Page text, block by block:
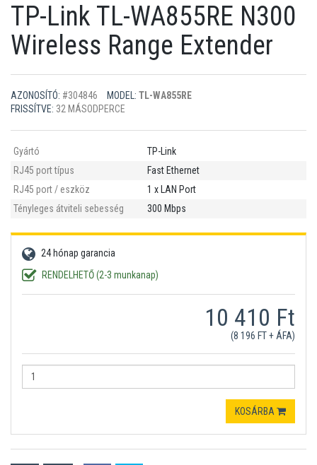
TP-Link TL-WA855RE N300
Wireless Range Extender
AZONOSÍTÓ: #304846 MODEL: TL-WA855RE
FRISSÍTVE: 32 MÁSODPERCE
Gyártó
TP-Link
RJ45 port típus
Fast Ethernet
RJ45 port / eszköz
1 x LAN Port
Tényleges átviteli sebesség
300 Mbps
24 hónap garancia
RENDELHETŐ (2-3 munkanap)
10 410 Ft
(8 196 FT + ÁFA)
KOSÁRBA